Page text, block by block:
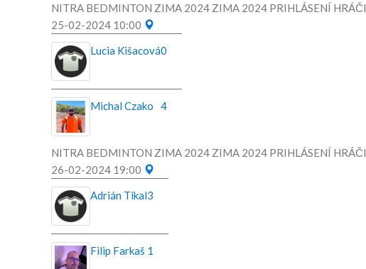
NITRA BEDMINTON ZIMA 2024 ZIMA 2024 PRIHLÁSENÍ HRÁČI
25-02-2024 10:00
Lucia Kišacová0
Michal Czako 4
NITRA BEDMINTON ZIMA 2024 ZIMA 2024 PRIHLÁSENÍ HRÁČI
26-02-2024 19:00
Adrián Tikal3
Filip Farkaš 1